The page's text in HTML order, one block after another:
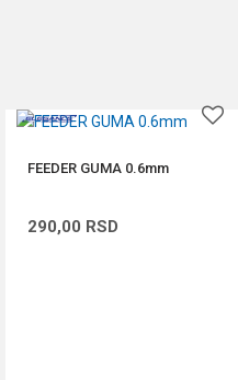
FEEDER GUMA 0.6mm
290,00 RSD